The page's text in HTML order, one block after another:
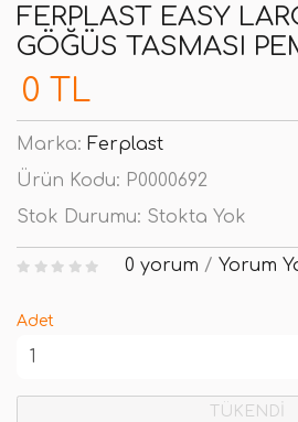
FERPLAST EASY
GÖĞÜS TASMASI
0 TL
Marka: Ferplast
Ürün Kodu: P0000692
Stok Durumu: Stokta Yok
0 yorum / Yorum
Adet
TÜKENDİ